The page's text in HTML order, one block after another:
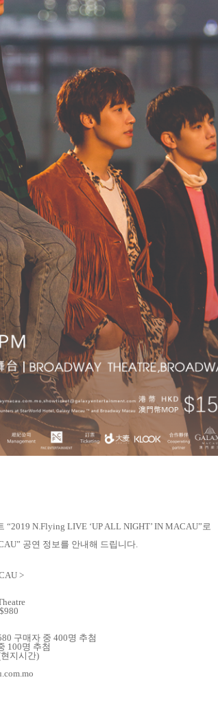
“2019 N.Flying LIVE ‘UP ALL NIGHT’ IN MACAU” 로
” 공연 정보를 안내해 드립니다
>
구매자 중 400명 추첨
100명 추첨
현지시간)